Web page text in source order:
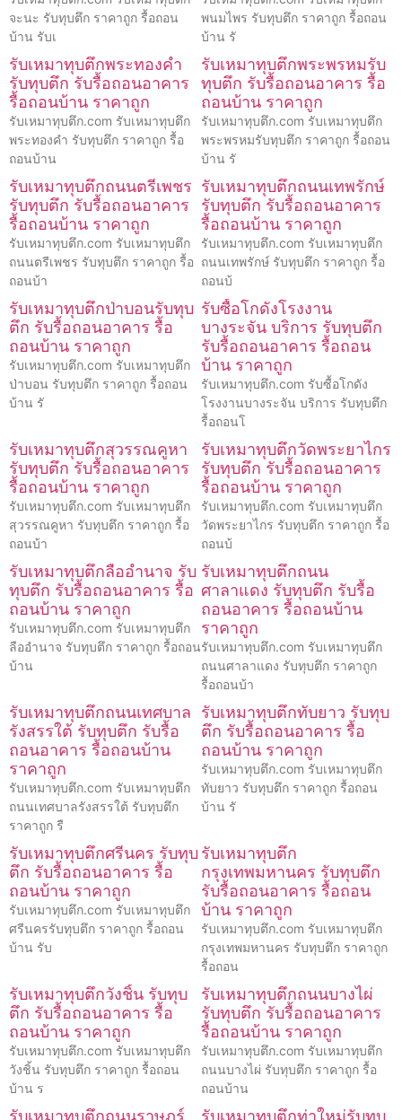
จะนะ รับทุบตึก ราคาถูก รื้อถอน
บ้าน รับเ
พนมไพร รับทุบตึก ราคาถูก รื้อถอน
บ้าน รั
รับเหมาทุบตึกพระทองคำ
รับทุบตึก รับรื้อถอนอาคาร
รื้อถอนบ้าน ราคาถูก
รับเหมาทุบตึก.com รับเหมาทุบตึก
พระทองคำ รับทุบตึก ราคาถูก รื้อ
ถอนบ้าน
รับเหมาทุบตึกพระพรหมรับ
ทุบตึก รับรื้อถอนอาคาร รื้อ
ถอนบ้าน ราคาถูก
รับเหมาทุบตึก.com รับเหมาทุบตึก
พระพรหมรับทุบตึก ราคาถูก รื้อถอน
บ้าน รั
รับเหมาทุบตึกถนนตรีเพชร
รับทุบตึก รับรื้อถอนอาคาร
รื้อถอนบ้าน ราคาถูก
รับเหมาทุบตึก.com รับเหมาทุบตึก
ถนนตรีเพชร รับทุบตึก ราคาถูก รื้อ
ถอนบ้า
รับเหมาทุบตึกถนนเทพรักษ์
รับทุบตึก รับรื้อถอนอาคาร
รื้อถอนบ้าน ราคาถูก
รับเหมาทุบตึก.com รับเหมาทุบตึก
ถนนเทพรักษ์ รับทุบตึก ราคาถูก รื้อ
ถอนบ้
รับเหมาทุบตึกป่าบอนรับทุบ
ตึก รับรื้อถอนอาคาร รื้อ
ถอนบ้าน ราคาถูก
รับเหมาทุบตึก.com รับเหมาทุบตึก
ป่าบอน รับทุบตึก ราคาถูก รื้อถอน
บ้าน รั
รับซื้อโกดังโรงงาน
บางระจัน บริการ รับทุบตึก
รับรื้อถอนอาคาร รื้อถอน
บ้าน ราคาถูก
รับเหมาทุบตึก.com รับซื้อโกดัง
โรงงานบางระจัน บริการ รับทุบตึก
รื้อถอนโ
รับเหมาทุบตึกสุวรรณคูหา
รับทุบตึก รับรื้อถอนอาคาร
รื้อถอนบ้าน ราคาถูก
รับเหมาทุบตึก.com รับเหมาทุบตึก
สุวรรณคูหา รับทุบตึก ราคาถูก รื้อ
ถอนบ้า
รับเหมาทุบตึกวัดพระยาไกร
รับทุบตึก รับรื้อถอนอาคาร
รื้อถอนบ้าน ราคาถูก
รับเหมาทุบตึก.com รับเหมาทุบตึก
วัดพระยาไกร รับทุบตึก ราคาถูก รื้อ
ถอนบ้
รับเหมาทุบตึกลืออำนาจ รับ
ทุบตึก รับรื้อถอนอาคาร รื้อ
ถอนบ้าน ราคาถูก
รับเหมาทุบตึก.com รับเหมาทุบตึก
ลืออำนาจ รับทุบตึก ราคาถูก รื้อถอน
บ้าน
รับเหมาทุบตึกถนน
ศาลาแดง รับทุบตึก รับรื้อ
ถอนอาคาร รื้อถอนบ้าน
ราคาถูก
รับเหมาทุบตึก.com รับเหมาทุบตึก
ถนนศาลาแดง รับทุบตึก ราคาถูก
รื้อถอนบ้า
รับเหมาทุบตึกถนนเทศบาล
รังสรรใต้ รับทุบตึก รับรื้อ
ถอนอาคาร รื้อถอนบ้าน
ราคาถูก
รับเหมาทุบตึก.com รับเหมาทุบตึก
ถนนเทศบาลรังสรรใต้ รับทุบตึก
ราคาถูก รื
รับเหมาทุบตึกทับยาว รับทุบ
ตึก รับรื้อถอนอาคาร รื้อ
ถอนบ้าน ราคาถูก
รับเหมาทุบตึก.com รับเหมาทุบตึก
ทับยาว รับทุบตึก ราคาถูก รื้อถอน
บ้าน รั
รับเหมาทุบตึกศรีนคร รับทุบ
ตึก รับรื้อถอนอาคาร รื้อ
ถอนบ้าน ราคาถูก
รับเหมาทุบตึก.com รับเหมาทุบตึก
ศรีนครรับทุบตึก ราคาถูก รื้อถอน
บ้าน รับ
รับเหมาทุบตึก
กรุงเทพมหานคร รับทุบตึก
รับรื้อถอนอาคาร รื้อถอน
บ้าน ราคาถูก
รับเหมาทุบตึก.com รับเหมาทุบตึก
กรุงเทพมหานคร รับทุบตึก ราคาถูก
รื้อถอน
รับเหมาทุบตึกวังชิ้น รับทุบ
ตึก รับรื้อถอนอาคาร รื้อ
ถอนบ้าน ราคาถูก
รับเหมาทุบตึก.com รับเหมาทุบตึก
วังชิ้น รับทุบตึก ราคาถูก รื้อถอน
บ้าน ร
รับเหมาทุบตึกถนนบางไผ่
รับทุบตึก รับรื้อถอนอาคาร
รื้อถอนบ้าน ราคาถูก
รับเหมาทุบตึก.com รับเหมาทุบตึก
ถนนบางไผ่ รับทุบตึก ราคาถูก รื้อ
ถอนบ้าน